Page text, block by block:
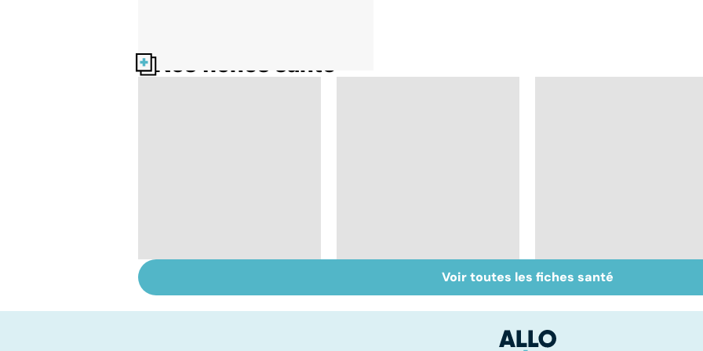
Nos fiches santé
bouleversement
l'épuisement
Faire du sport à
domicile, c'est facile
Voir toutes les fiches santé